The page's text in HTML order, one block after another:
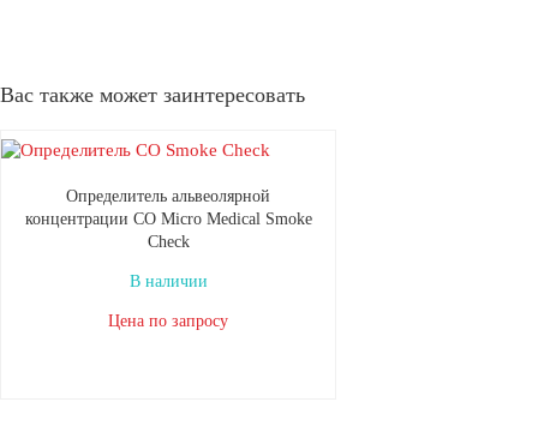
Вас также может заинтересовать
Определитель альвеолярной
концентрации СО Micro Medical Smoke
Check
В наличии
Цена по запросу